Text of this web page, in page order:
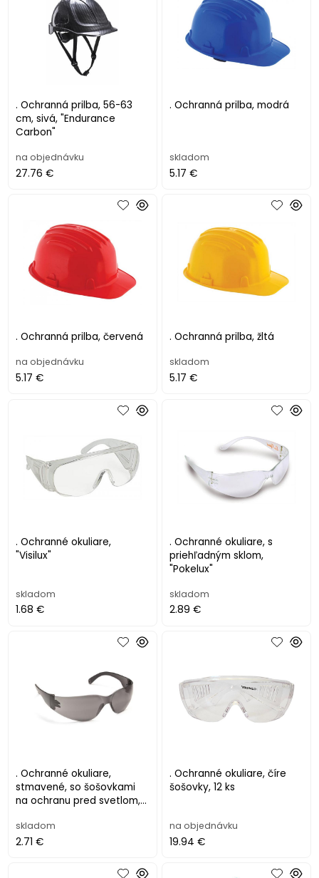
. Ochranná prilba, 56-63
cm, sivá, "Endurance
Carbon"
na objednávku
27.76 €
. Ochranná prilba, modrá
skladom
5.17 €
. Ochranná prilba, červená
na objednávku
5.17 €
. Ochranná prilba, žltá
skladom
5.17 €
. Ochranné okuliare,
"Visilux"
skladom
1.68 €
. Ochranné okuliare, s
priehľadným sklom,
"Pokelux"
skladom
2.89 €
. Ochranné okuliare,
stmavené, so šošovkami
na ochranu pred svetlom,
skladom
2.71 €
. Ochranné okuliare, číre
šošovky, 12 ks
na objednávku
19.94 €